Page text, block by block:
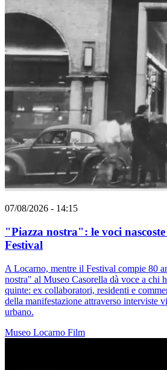
07/08/2026 - 14:15
"Piazza nostra": le voci
Festival
A Locarno, mentre il Festival compie 80
nostra" al Museo Casorella dà voce a chi
quinte: ex collaboratori, residenti e
della manifestazione attraverso interviste
urbano.
Museo Locarno Film